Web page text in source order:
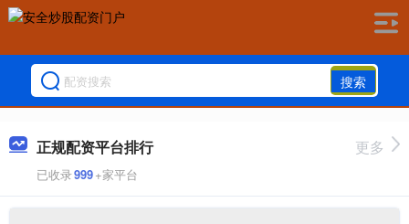
搜索
正规配资平台排行
已收录999+家平台
更多